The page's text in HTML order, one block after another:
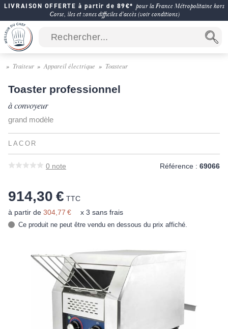
LIVRAISON OFFERTE à partir de 89€* pour la France Métropolitaine hors
Corse, îles et zones difficiles d'accès (voir conditions)
Traiteur Appareil électrique Toasteur
Toaster professionnel
à convoyeur
grand modèle
LACOR
0 note Référence : 69066
914,30 € TTC
à partir de 304,77 € x 3 sans frais
Ce produit ne peut être vendu en dessous du prix affiché.